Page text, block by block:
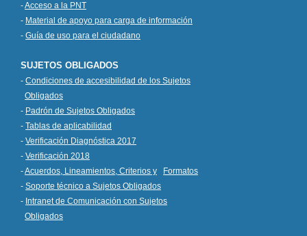
-Acceso a la PNT
- Material de apoyo para carga de información
- Guía de uso para el ciudadano
SUJETOS OBLIGADOS
- Condiciones de accesibilidad de los Sujetos
Obligados
- Padrón de Sujetos Obligados
- Tablas de aplicabilidad
- Verificación Diagnóstica 2017
- Verificación 2018
-Acuerdos, Lineamientos, Criterios y
Formatos
- Soporte técnico a Sujetos Obligados
- Intranet de Comunicación con Sujetos
Obligados